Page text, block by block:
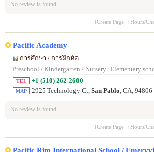
No review is found.
[Create Page] [Hours/
Pacific Academy
การศึกษา / การฝึกหัด
Preschool / Kindergarten / Nursery / Elementary
TEL +1 (510) 262-2600
MAP 2925 Technology Ct, San Pablo, CA, 94806
No review is found.
[Create Page] [Hours/